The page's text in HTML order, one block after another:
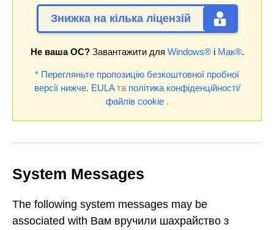
Знижка на кілька ліцензій
Не ваша ОС?Завантажити для Windows®і Мак®.
* Перегляньте пропозицію безкоштовної пробної
версії нижче. EULAта політика конфіденційності/
файлів cookie.
System Messages
The following system messages may be
associated with Вам вручили шахрайство з